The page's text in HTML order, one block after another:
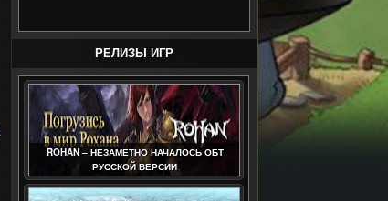
РЕЛИЗЫ ИГР
ROHAN – НЕЗАМЕТНО НАЧАЛОСЬ ОБТ
РУССКОЙ ВЕРСИИ